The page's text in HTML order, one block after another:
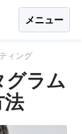
メニュー
ィング
グラム
法